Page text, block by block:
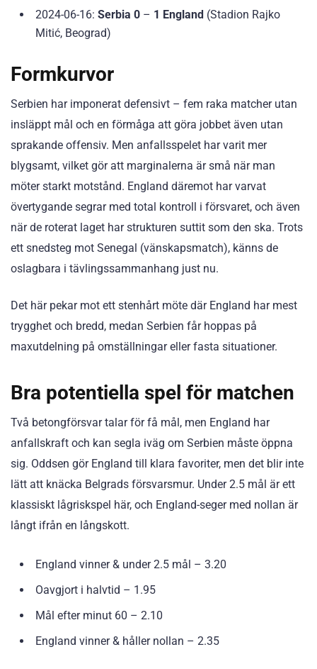
2024-06-16: Serbia 0 – 1 England (Stadion Rajko
Mitić, Beograd)
Formkurvor
Serbien har imponerat defensivt – fem raka matcher utan
insläppt mål och en förmåga att göra jobbet även utan
sprakande offensiv. Men anfallsspelet har varit mer
blygsamt, vilket gör att marginalerna är små när man
möter starkt motstånd. England däremot har varvat
övertygande segrar med total kontroll i försvaret, och även
när de roterat laget har strukturen suttit som den ska. Trots
ett snedsteg mot Senegal (vänskapsmatch), känns de
oslagbara i tävlingssammanhang just nu.
Det här pekar mot ett stenhårt möte där England har mest
trygghet och bredd, medan Serbien får hoppas på
maxutdelning på omställningar eller fasta situationer.
Bra potentiella spel för matchen
Två betongförsvar talar för få mål, men England har
anfallskraft och kan segla iväg om Serbien måste öppna
sig. Oddsen gör England till klara favoriter, men det blir inte
lätt att knäcka Belgrads försvarsmur. Under 2.5 mål är ett
klassiskt lågriskspel här, och England-seger med nollan är
långt ifrån en långskott.
England vinner & under 2.5 mål – 3.20
Oavgjort i halvtid – 1.95
Mål efter minut 60 – 2.10
England vinner & håller nollan – 2.35